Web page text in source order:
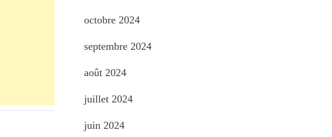
octobre 2024
septembre 2024
août 2024
juillet 2024
juin 2024